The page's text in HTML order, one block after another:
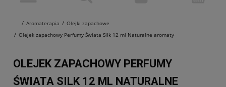
Aromaterapia
Olejki zapachowe
Olejek zapachowy Perfumy Świata Silk 12 ml Naturalne aromaty
OLEJEK ZAPACHOWY PERFUMY
ŚWIATA SILK 12 ML NATURALNE